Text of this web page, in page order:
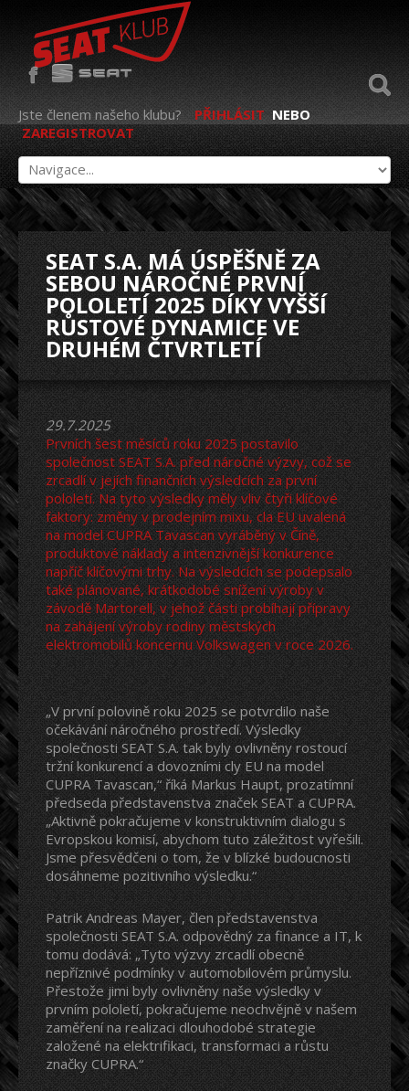
Jste členem našeho klubu? PŘIHLÁSIT NEBO
ZAREGISTROVAT
SEAT S.A. MÁ ÚSPĚŠNĚ ZA
SEBOU NÁROČNÉ PRVNÍ
POLOLETÍ 2025 DÍKY VYŠŠÍ
RŮSTOVÉ DYNAMICE VE
DRUHÉM ČTVRTLETÍ
29.7.2025
Prvních šest měsíců roku 2025 postavilo
společnost SEAT S.A. před náročné výzvy, což se
zrcadlí v jejích finančních výsledcích za první
pololetí. Na tyto výsledky měly vliv čtyři klíčové
faktory: změny v prodejním mixu, cla EU uvalená
na model CUPRA Tavascan vyráběný v Číně,
produktové náklady a intenzivnější konkurence
napříč klíčovými trhy. Na výsledcích se podepsalo
také plánované, krátkodobé snížení výroby v
závodě Martorell, v jehož části probíhají přípravy
na zahájení výroby rodiny městských
elektromobilů koncernu Volkswagen v roce 2026.
„V první polovině roku 2025 se potvrdilo naše
očekávání náročného prostředí. Výsledky
společnosti SEAT S.A. tak byly ovlivněny rostoucí
tržní konkurencí a dovozními cly EU na model
CUPRA Tavascan,“ říká Markus Haupt, prozatímní
předseda představenstva značek SEAT a CUPRA.
„Aktivně pokračujeme v konstruktivním dialogu s
Evropskou komisí, abychom tuto záležitost vyřešili.
Jsme přesvědčeni o tom, že v blízké budoucnosti
dosáhneme pozitivního výsledku.“
Patrik Andreas Mayer, člen představenstva
společnosti SEAT S.A. odpovědný za finance a IT, k
tomu dodává: „Tyto výzvy zrcadlí obecně
nepříznivé podmínky v automobilovém průmyslu.
Přestože jimi byly ovlivněny naše výsledky v
prvním pololetí, pokračujeme neochvějně v našem
zaměření na realizaci dlouhodobé strategie
založené na elektrifikaci, transformaci a růstu
značky CUPRA.“